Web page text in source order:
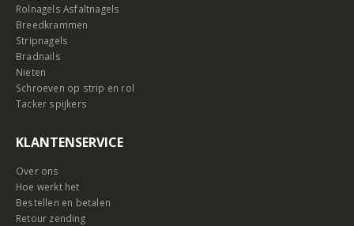
Rolnagels Asfaltnagels
Breedkrammen
Stripnagels
Bradnails
Nieten
Schroeven op strip en rol
Tacker spijkers
KLANTENSERVICE
Over ons
Hoe werkt het
Bestellen en betalen
Retour zending